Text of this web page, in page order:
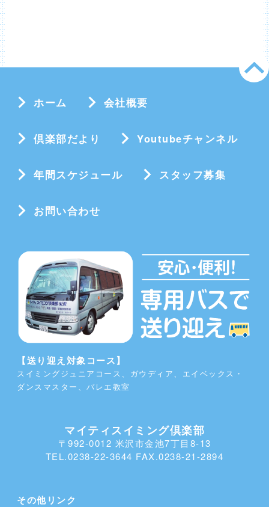
ホーム 会社概要
倶楽部だより Youtubeチャンネル
年間スケジュール スタッフ募集
お問い合わせ
【送り迎え対象コース】
スイミングジュニアコース、ガウディア、エイベックス・
ダンスマスター、バレエ教室
マイティスイミング倶楽部
〒992-0012 米沢市金池7丁目8-13
TEL.0238-22-3644 FAX.0238-21-2894
その他リンク